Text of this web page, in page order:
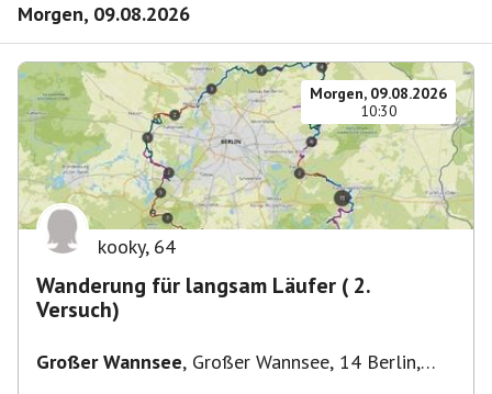
Morgen, 09.08.2026
Morgen, 09.08.2026
10:30
kooky, 64
Wanderung für langsam Läufer ( 2.
Versuch)
Großer Wannsee, Großer Wannsee, 14 Berlin,